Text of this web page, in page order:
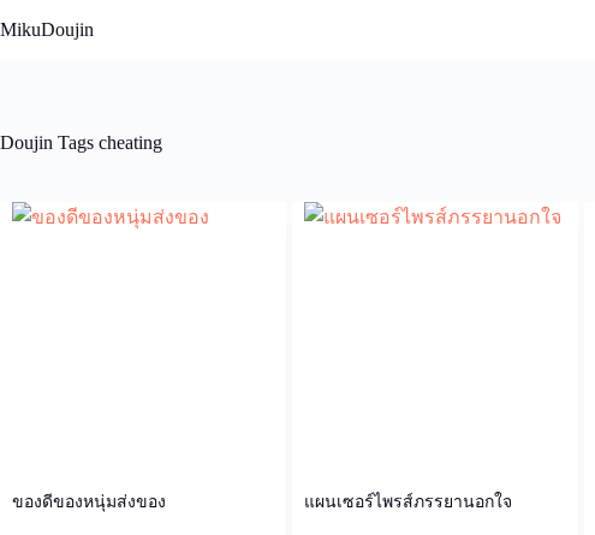
to
MikuDoujin
Doujin Tags cheating
ของดีของหนุ่มส่งของ แผนเซอร์ไพรส์ภรรยานอกใจ